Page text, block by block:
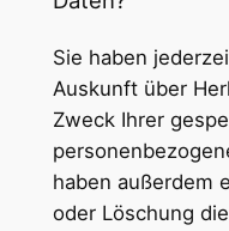
Sie haben
Auskunft über
Zweck Ihrer
haben außerdem
oder Löschung